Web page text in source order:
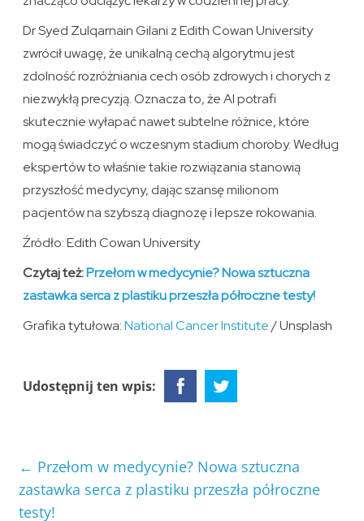
Dr Syed Zulqarnain Gilani z Edith Cowan University
zwrócił uwagę, że unikalną cechą algorytmu jest
zdolność rozróżniania cech osób zdrowych i chorych z
niezwykłą precyzją. Oznacza to, że AI potrafi
skutecznie wyłapać nawet subtelne różnice, które
mogą świadczyć o wczesnym stadium choroby. Według
ekspertów to właśnie takie rozwiązania stanowią
przyszłość medycyny, dając szansę milionom
pacjentów na szybszą diagnozę i lepsze rokowania.
Źródło: Edith Cowan University
Czytaj też:Przełom w medycynie? Nowa sztuczna
zastawka serca z plastiku przeszła półroczne testy!
Grafika tytułowa:National Cancer Institute/ Unsplash
Udostępnij ten wpis:
← Przełom w medycynie? Nowa sztuczna
zastawka serca z plastiku przeszła półroczne
testy!